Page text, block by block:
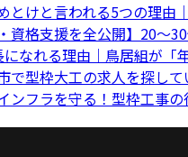
とけと言われる5つの理由
資格支援を全公開】20〜
なれる理由｜鳥居組が「
で型枠大工の求人を探し
ンフラを守る！型枠工事